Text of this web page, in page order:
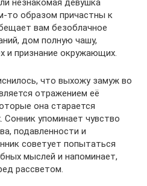
незнакомая девушка
то образом причастны к
вам безоблачное
дом полную чашу,
и признание окружающих.
что выхожу замуж во
отражением её
она старается
упоминает чувство
подавленности и
советует попытаться
мыслей и напоминает,
рассветом.